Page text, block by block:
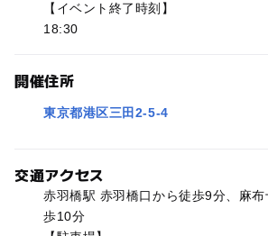
【イベント終了時刻】
18:30
開催住所
東京都港区三田2-5-4
交通アクセス
赤羽橋駅 赤羽橋口から徒歩9分、麻
歩10分